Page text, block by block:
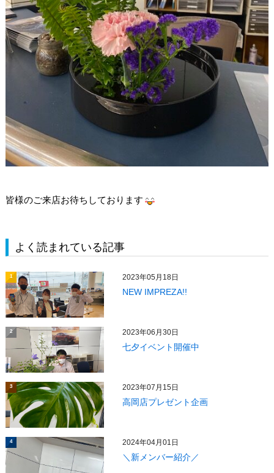
皆様のご来店お待ちしております
よく読まれている記事
1 2023年05月18日
NEW IMPREZA!!
2 2023年06月30日
七夕イベント開催中
3 2023年07月15日
高岡店プレゼント企画
4 2024年04月01日
＼新メンバー紹介／